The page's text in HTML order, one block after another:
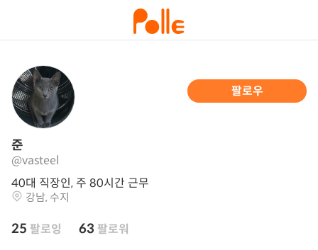
팔로우
준
@vasteel
40대 직장인, 주 80시간 근무
강남, 수지
25 팔로잉 63 팔로워